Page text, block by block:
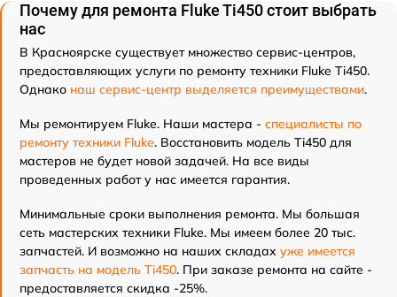
Почему для ремонта Fluke Ti450 стоит выбрать
нас
В Красноярске существует множество сервис-центров,
предоставляющих услуги по ремонту техники Fluke Ti450.
Однако наш сервис-центр выделяется преимуществами.
Мы ремонтируем Fluke. Наши мастера - специалисты по
ремонту техники Fluke. Восстановить модель Ti450 для
мастеров не будет новой задачей. На все виды
проведенных работ у нас имеется гарантия.
Минимальные сроки выполнения ремонта. Мы большая
сеть мастерских техники Fluke. Мы имеем более 20 тыс.
запчастей. И возможно на наших складах уже имеется
запчасть на модель Ti450. При заказе ремонта на сайте -
предоставляется скидка -25%.